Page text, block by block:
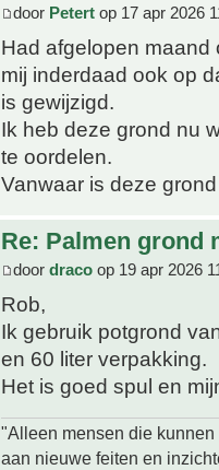
door Petert op 17 apr 2026
Had afgelopen
mij inderdaad ook op
is gewijzigd.
Ik heb deze grond nu
te oordelen.
Vanwaar is deze
Re: Palmen grond
door draco op 19 apr 2026
Rob,
Ik gebruik potgrond
en 60 liter verpakking.
Het is goed spul en
"Alleen mensen die
aan nieuwe feiten en